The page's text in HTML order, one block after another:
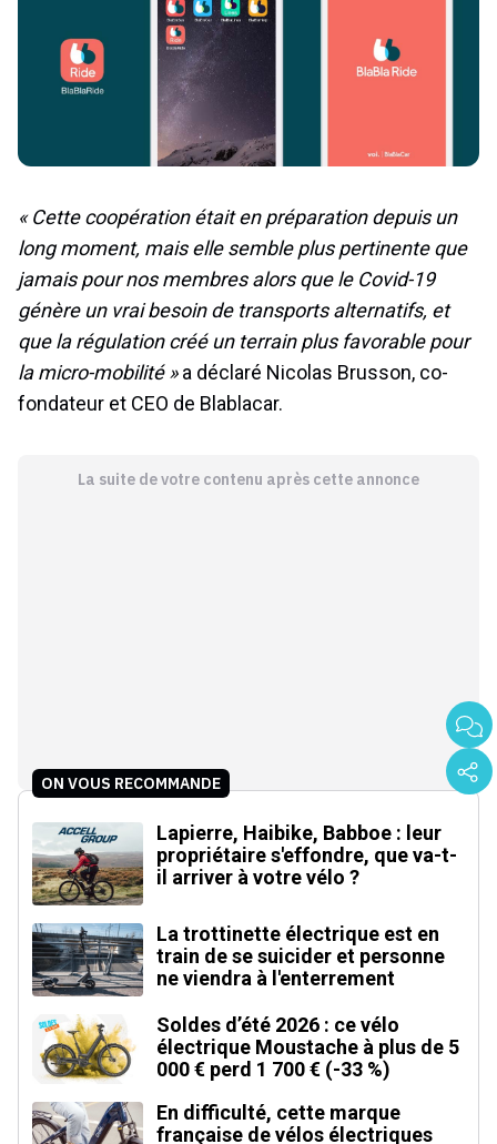
« Cette coopération était en préparation depuis un
long moment, mais elle semble plus pertinente que
jamais pour nos membres alors que le Covid-19
génère un vrai besoin de transports alternatifs, et
que la régulation créé un terrain plus favorable pour
la micro-mobilité »a déclaré Nicolas Brusson, co-
fondateur et CEO de Blablacar.
La suite de votre contenu après cette annonce
ON VOUS RECOMMANDE
Lapierre, Haibike, Babboe : leur
propriétaire s'effondre, que va-t-
il arriver à votre vélo ?
La trottinette électrique est en
train de se suicider et personne
ne viendra à l'enterrement
Soldes d’été 2026 : ce vélo
électrique Moustache à plus de 5
000 € perd 1 700 € (-33 %)
En difficulté, cette marque
française de vélos électriques